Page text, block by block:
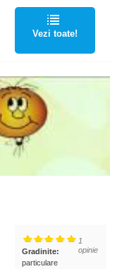
Vezi toate!
1
opinie
Gradinite:
particulare